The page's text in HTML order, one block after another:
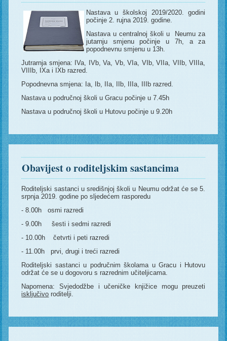
Nastava u školskoj 2019/2020. godini
počinje 2. rujna 2019. godine.
Nastava u centralnoj školi u Neumu za
jutarnju smjenu počinje u 7h, a za
popodnevnu smjenu u 13h.
Jutrarnja smjena: IVa, IVb, Va, Vb, VIa, VIb, VIIa, VIIb, VIIIa,
VIIIb, IXa i IXb razred.
Popodnevna smjena: Ia, Ib, IIa, IIb, IIIa, IIIb razred.
Nastava u područnoj školi u Gracu počinje u 7.45h
Nastava u područnoj školi u Hutovu počinje u 9.20h
Obavijest o roditeljskim sastancima
Roditeljski sastanci u središnjoj školi u Neumu održat će se 5.
srpnja 2019. godine po sljedećem rasporedu
- 8.00h osmi razredi
- 9.00h šesti i sedmi razredi
- 10.00h četvrti i peti razredi
- 11.00h prvi, drugi i treći razredi
Roditeljski sastanci u područnim školama u Gracu i Hutovu
održat će se u dogovoru s razrednim učiteljicama.
Napomena: Svjedodžbe i učeničke knjižice mogu preuzeti
isključivo roditelji.